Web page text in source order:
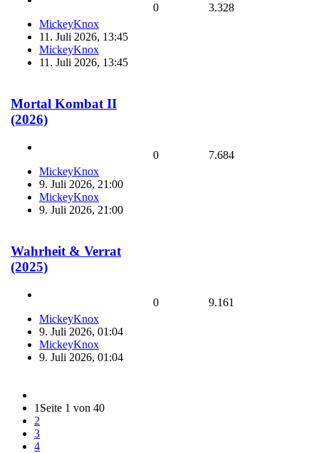
MickeyKnox
11. Juli 2026, 13:45
MickeyKnox
11. Juli 2026, 13:45
0 3.328
Mortal Kombat II
(2026)
MickeyKnox
9. Juli 2026, 21:00
MickeyKnox
9. Juli 2026, 21:00
0 7.684
Wahrheit & Verrat
(2025)
MickeyKnox
9. Juli 2026, 01:04
MickeyKnox
9. Juli 2026, 01:04
0 9.161
1 Seite 1 von 40
2
3
4